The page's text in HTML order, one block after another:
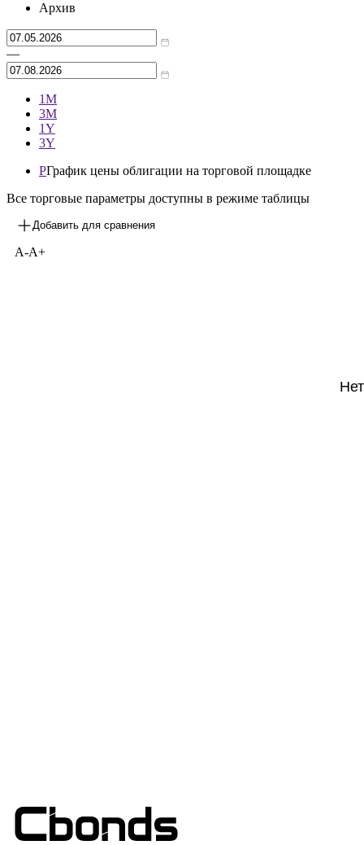
Архив
—
1М
3М
1Y
3Y
PГрафик цены облигации на торговой площадке
Все торговые параметры доступны в режиме таблицы
Добавить для сравнения